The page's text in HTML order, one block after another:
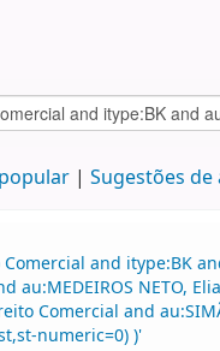
Sugestões de
and itype:BK
au:MEDEIROS NETO,
Comercial and
numeric=0) )'